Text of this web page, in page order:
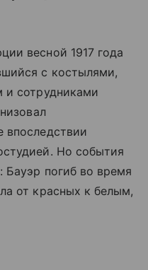
весной 1917 года
с костылями,
и сотрудниками
впоследствии
Но события
Бауэр погиб во время
от красных к белым,